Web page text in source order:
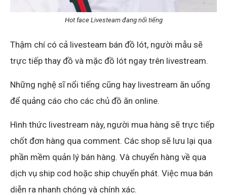
Hot face Livesteam đang nổi tiếng
Thậm chí có cả livesteam bán đồ lót, người mẫu sẽ
trực tiếp thay đồ và mặc đồ lót ngay trên livestream.
Những nghệ sĩ nổi tiếng cũng hay livestream ăn uống
để quảng cáo cho các chủ đồ ăn online.
Hình thức livestream này, người mua hàng sẽ trực tiếp
chốt đơn hàng qua comment. Các shop sẽ lưu lại qua
phần mềm quản lý bán hàng. Và chuyển hàng về qua
dịch vụ ship cod hoặc ship chuyển phát. Việc mua bán
diễn ra nhanh chóng và chính xác.